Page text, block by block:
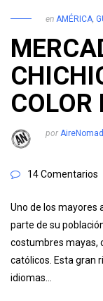
en AMÉRICA
COLOR
por
14 Comentarios
Uno de los mayores
parte de su
costumbres mayas,
católicos. Esta gran
idiomas…